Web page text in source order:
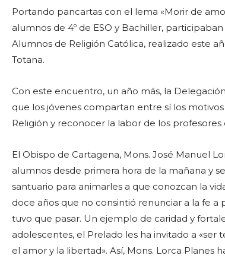
Portando pancartas con el lema «Morir de
alumnos de 4º de ESO y Bachiller,
Alumnos de Religión Católica, realizado este
Totana.
Con este encuentro, un año más, la
que los jóvenes compartan entre sí los
Religión y reconocer la labor de los
El Obispo de Cartagena, Mons. José Manuel
alumnos desde primera hora de la mañana y
santuario para animarles a que conozcan la
doce años que no consintió renunciar a la fe a
tuvo que pasar. Un ejemplo de caridad y
adolescentes, el Prelado les ha invitado a «ser
el amor y la libertad». Así, Mons. Lorca Planes